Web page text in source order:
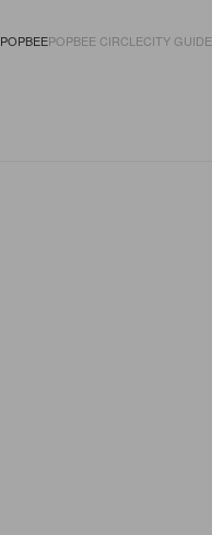
POPBEEPOPBEE CIRCLECITY GUIDE